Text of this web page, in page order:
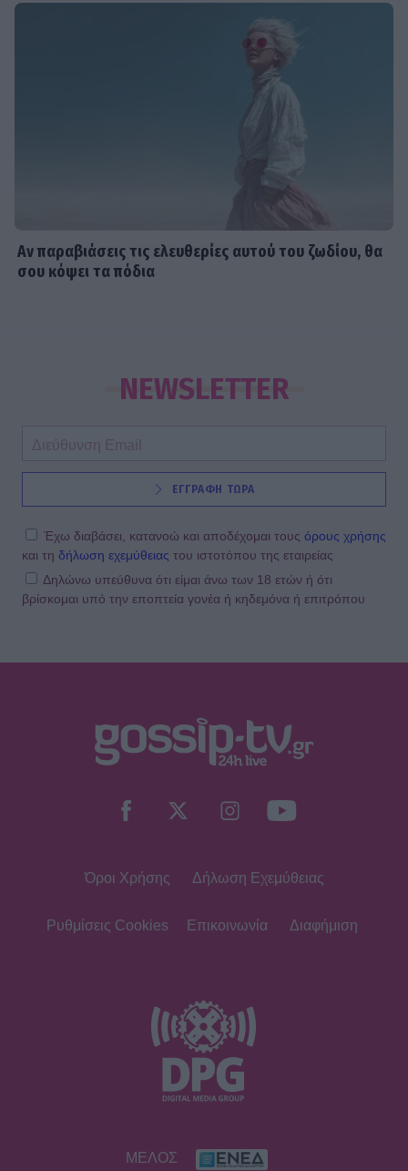
Αν παραβιάσεις τις ελευθερίες αυτού του ζωδίου, θα
σου κόψει τα πόδια
NEWSLETTER
ΕΓΓΡΑΦΗ ΤΩΡΑ
Έχω διαβάσει, κατανοώ και αποδέχομαι τους όρους χρήσης
και τη δήλωση εχεμύθειας του ιστοτόπου της εταιρείας
Δηλώνω υπεύθυνα ότι είμαι άνω των 18 ετών ή ότι
βρίσκομαι υπό την εποπτεία γονέα ή κηδεμόνα ή επιτρόπου
Όροι Χρήσης Δήλωση Εχεμύθειας
Ρυθμίσεις Cookies Επικοινωνία Διαφήμιση
ΜΕΛΟΣ